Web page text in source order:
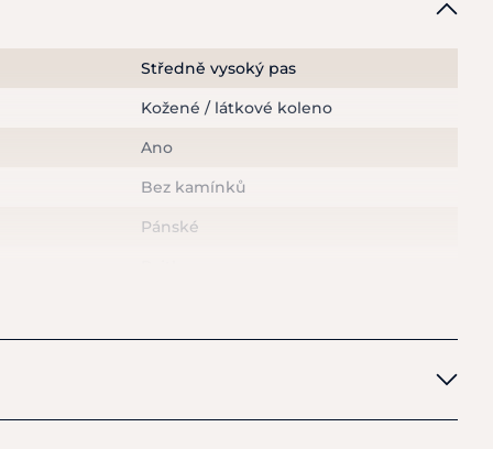
fit provedením
sedle
Středně vysoký pas
Kožené / látkové koleno
Ano
Bez kamínků
Pánské